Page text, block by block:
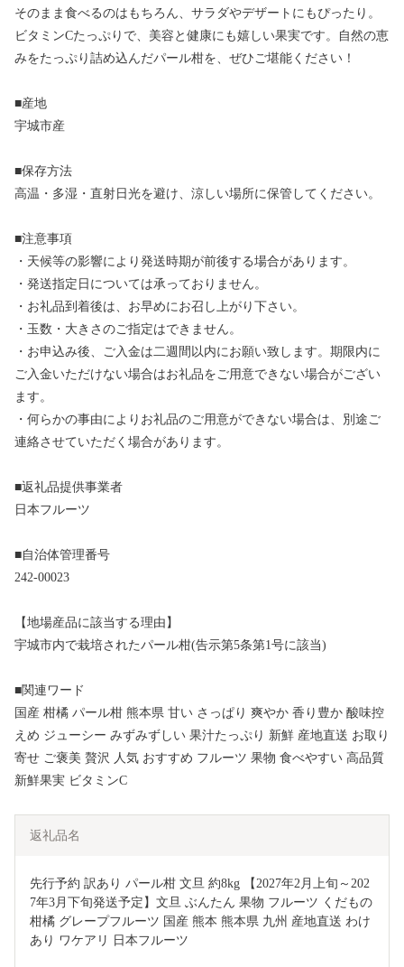
そのまま食べるのはもちろん、サラダやデザートにもぴったり。
ビタミンCたっぷりで、美容と健康にも嬉しい果実です。自然の恵
みをたっぷり詰め込んだパール柑を、ぜひご堪能ください！
■産地
宇城市産
■保存方法
高温・多湿・直射日光を避け、涼しい場所に保管してください。
■注意事項
・天候等の影響により発送時期が前後する場合があります。
・発送指定日については承っておりません。
・お礼品到着後は、お早めにお召し上がり下さい。
・玉数・大きさのご指定はできません。
・お申込み後、ご入金は二週間以内にお願い致します。期限内に
ご入金いただけない場合はお礼品をご用意できない場合がござい
ます。
・何らかの事由によりお礼品のご用意ができない場合は、別途ご
連絡させていただく場合があります。
■返礼品提供事業者
日本フルーツ
■自治体管理番号
242-00023
【地場産品に該当する理由】
宇城市内で栽培されたパール柑(告示第5条第1号に該当)
■関連ワード
国産 柑橘 パール柑 熊本県 甘い さっぱり 爽やか 香り豊か 酸味控
えめ ジューシー みずみずしい 果汁たっぷり 新鮮 産地直送 お取り
寄せ ご褒美 贅沢 人気 おすすめ フルーツ 果物 食べやすい 高品質
新鮮果実 ビタミンC
返礼品名
先行予約 訳あり パール柑 文旦 約8kg 【2027年2月上旬～202
7年3月下旬発送予定】文旦 ぶんたん 果物 フルーツ くだもの
柑橘 グレープフルーツ 国産 熊本 熊本県 九州 産地直送 わけ
あり ワケアリ 日本フルーツ